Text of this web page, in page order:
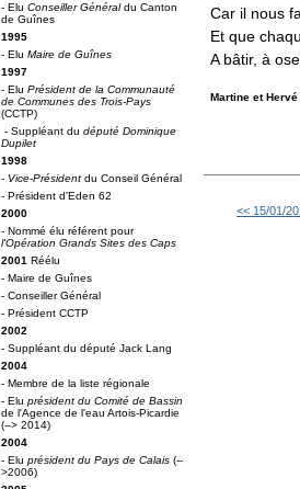
- Elu Conseiller Généraldu Canton
de Guînes
1995
- Elu Maire de Guînes
1997
- Elu Président de la Communauté
de Communes des Trois-Pays
(CCTP)
- Suppléant du député Dominique
Dupilet
1998
- Vice-Président du Conseil Général
- Président d'Eden 62
2000
- Nommé élu référent pour
l'Opération Grands Sites des Caps
2001 Réélu
- Maire de Guînes
- Conseiller Général
- Président CCTP
2002
- Suppléant du député Jack Lang
2004
- Membre de la liste régionale
- Elu président du Comité de Bassin
de l'Agence de l'eau Artois-Picardie
(--> 2014)
2004
- Elu président du Pays de Calais (--
>2006)
Car il nous
Et que
A bâtir, à
Martine et
<< 15/01/